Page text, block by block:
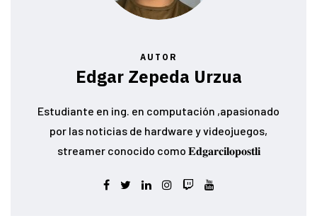
AUTOR
Edgar Zepeda Urzua
Estudiante en ing. en computación ,apasionado
por las noticias de hardware y videojuegos,
streamer conocido como 𝐄𝐝𝐠𝐚𝐫𝐜𝐢𝐥𝐨𝐩𝐨𝐬𝐭𝐥𝐢